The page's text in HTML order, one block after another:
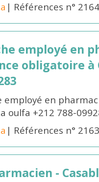
| Références n°
employé en
obligatoire à
employé en
oulfa +212 788-
| Références n°
-